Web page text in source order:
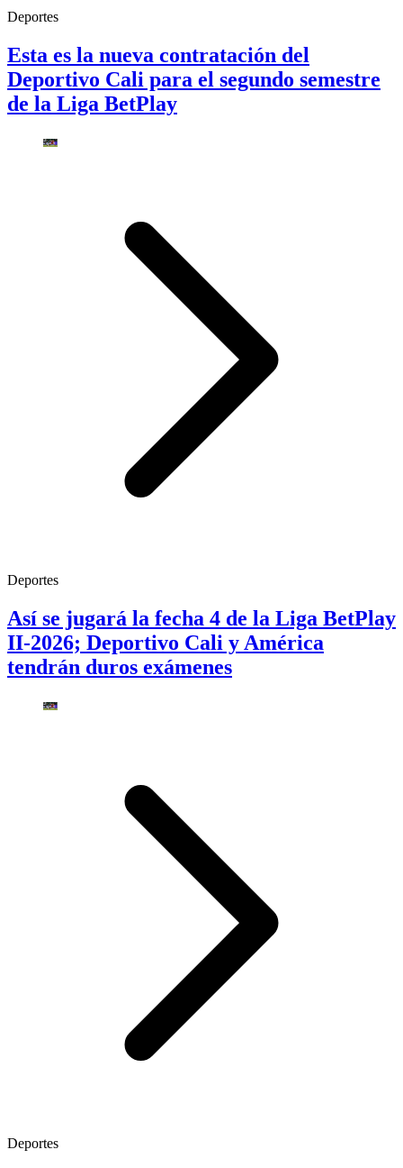
Deportes
Esta es la nueva contratación del
Deportivo Cali para el segundo semestre
de la Liga BetPlay
Deportes
Así se jugará la fecha 4 de la Liga BetPlay
II-2026; Deportivo Cali y América
tendrán duros exámenes
Deportes